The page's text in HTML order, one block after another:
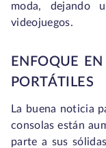
moda, dejando
videojuegos.
ENFOQUE
PORTÁTILES
La buena noticia
consolas están
parte a sus